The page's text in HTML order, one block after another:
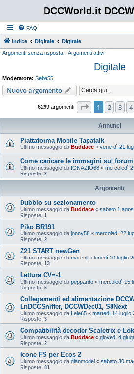
DCCWorld.it
FAQ
Indice Digitale Digitale
Argomenti senza risposta Argomenti attivi
Digitale
Moderatore: Seba55
Nuovo argomento
6299 argomenti Pagina di 126
1 2 3 4
Annunci
Piattaforma Mobile Tapatalk
Ultimo messaggio da Buddace « venerdì 21
Come caricare le immagini sul forum:
Ultimo messaggio da IGNAZIO68 « mercoledì
Risposte: 2
Argomenti
Dubbio su sezionamento
Ultimo messaggio da Buddace « sabato 1
Risposte: 1
Piko BR191
Ultimo messaggio da jonny58 « mercoledì 22
Risposte: 2
Z21 START newGen
Ultimo messaggio da morenji « lunedì 20 luglio
Risposte: 13
Lettura CV=-1
Ultimo messaggio da peppardo « mercoledì 15
Risposte: 5
Collegamenti ed alimentazione
LnDCCSniffer, DCCWDec01, S8Next
Ultimo messaggio da Lele65 « martedì 14 luglio
Risposte: 3
Compatibilità decoder Scaletrix e
Ultimo messaggio da Buddace « giovedì 4
Risposte: 2
Icone FS per Ecos 2
Ultimo messaggio da gianmodel « sabato 30
Risposte: 81